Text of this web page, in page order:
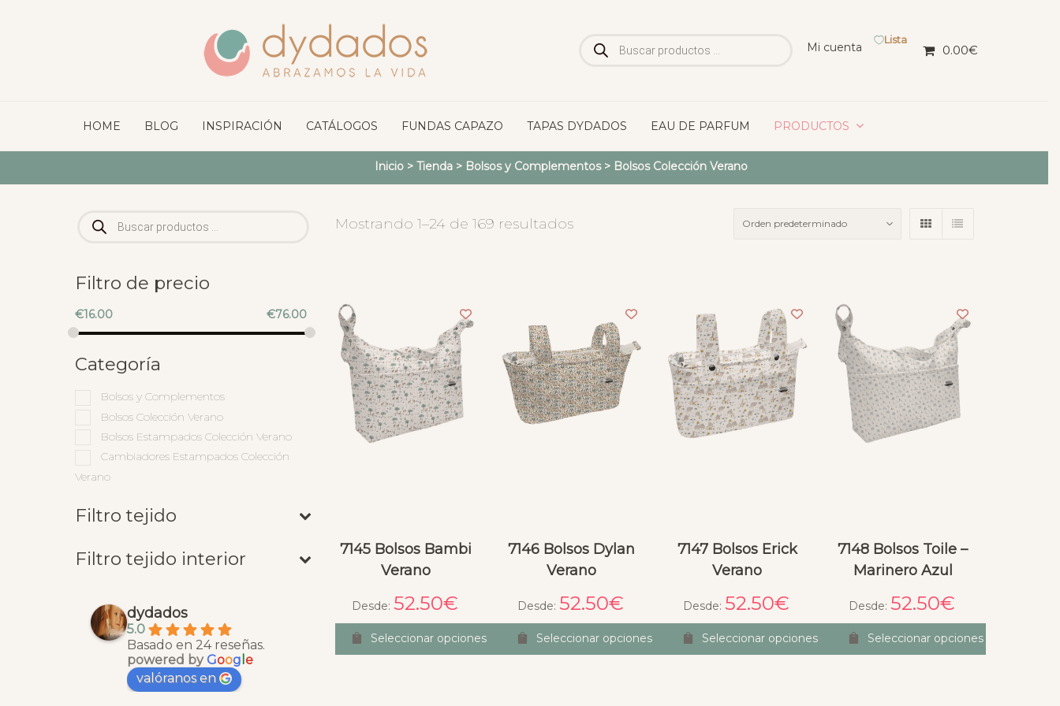
de
productos
Mi cuenta
Lista
0.00€
HOME BLOG INSPIRACIÓN CATÁLOGOS FUNDAS CAPAZO TAPAS DYDADOS EAU DE PARFUM PRODUCTOS
Inicio> Tienda> Bolsos y Complementos> Bolsos Colección Verano
Mostrando 1–24 de 169 resultados
7145 Bolsos Bambi
Verano
Desde: 52.50€
Seleccionar opciones
7146 Bolsos Dylan
Verano
Desde: 52.50€
Seleccionar opciones
7147 Bolsos Erick
Verano
Desde: 52.50€
Seleccionar opciones
7148 Bolsos Toile –
Marinero Azul
Desde: 52.50€
Seleccionar opciones
productos
Filtro de precio
€16.00 €76.00
Categoría
Bolsos y Complementos
Bolsos Colección Verano
Bolsos Estampados Colección Verano
Cambiadores Estampados Colección
Verano
Filtro tejido
Filtro tejido interior
dydados
5.0
Basado en 24 reseñas.
powered byGoog e
valóranos en